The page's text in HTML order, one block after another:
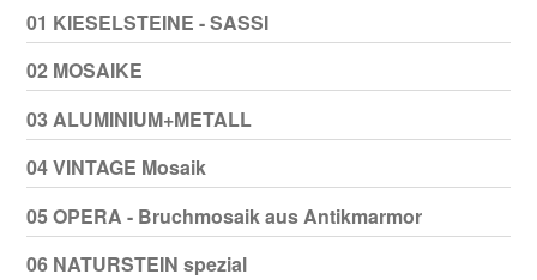
01 KIESELSTEINE - SASSI
02 MOSAIKE
03 ALUMINIUM+METALL
04 VINTAGE Mosaik
05 OPERA - Bruchmosaik aus Antikmarmor
06 NATURSTEIN spezial